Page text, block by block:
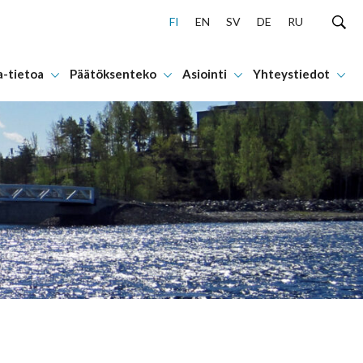
FI EN SV DE RU
tietoa Päätöksenteko Asiointi Yhteystiedot